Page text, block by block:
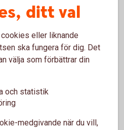
får jag ändå
av utländsk
frågor?
ditt val
eller liknande
ska fungera för dig. Det
välja som förbättrar din
och statistik
medgivande när du vill,